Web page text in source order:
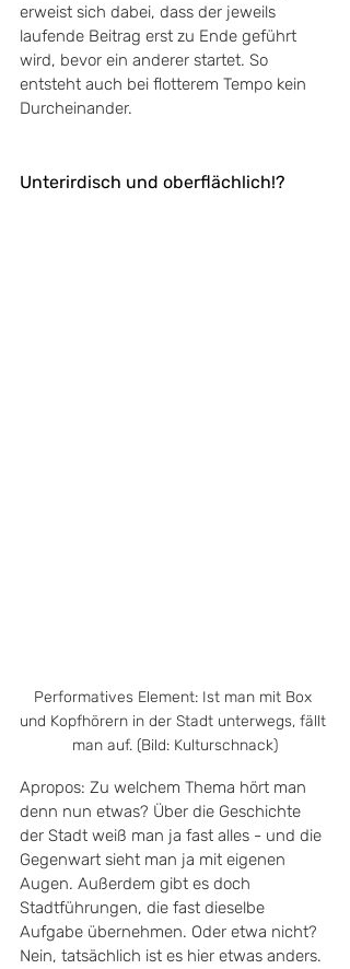
erweist sich dabei, dass der jeweils
laufende Beitrag erst zu Ende geführt
wird, bevor ein anderer startet. So
entsteht auch bei flotterem Tempo kein
Durcheinander.
Unterirdisch und oberflächlich!?
Performatives Element: Ist man mit Box
und Kopfhörern in der Stadt unterwegs, fällt
man auf. (Bild: Kulturschnack)
Apropos: Zu welchem Thema hört man
denn nun etwas? Über die Geschichte
der Stadt weiß man ja fast alles - und die
Gegenwart sieht man ja mit eigenen
Augen. Außerdem gibt es doch
Stadtführungen, die fast dieselbe
Aufgabe übernehmen. Oder etwa nicht?
Nein, tatsächlich ist es hier etwas anders.